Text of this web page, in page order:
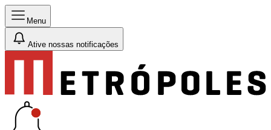
Menu
Ative nossas notificações